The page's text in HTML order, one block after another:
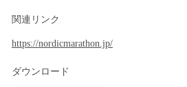
関連リンク
https://nordicmarathon.jp/
ダウンロード